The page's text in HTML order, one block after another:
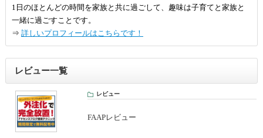
1日のほとんどの時間を家族と共に過ごして、趣味は子育てと家族と
一緒に過ごすことです。
⇒ 詳しいプロフィールはこちらです！
レビュー一覧
レビュー
FAAPレビュー